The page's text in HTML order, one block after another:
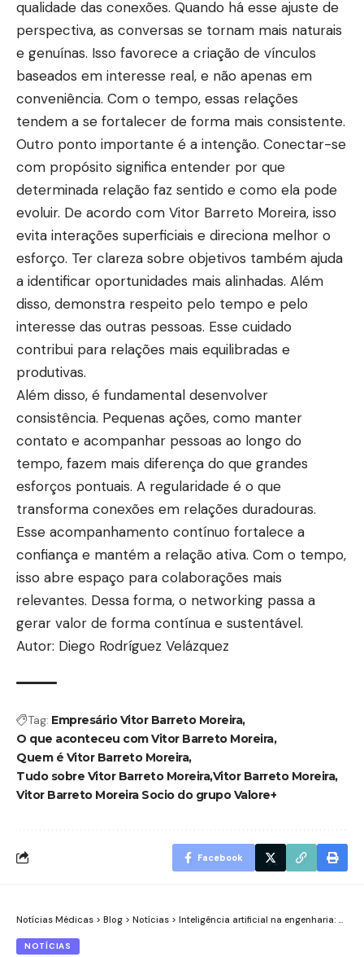
qualidade das conexões. Quando há esse ajuste de
perspectiva, as conversas se tornam mais naturais
e genuínas. Isso favorece a criação de vínculos
baseados em interesse real, e não apenas em
conveniência. Com o tempo, essas relações
tendem a se fortalecer de forma mais consistente.
Outro ponto importante é a intenção. Conectar-se
com propósito significa entender por que
determinada relação faz sentido e como ela pode
evoluir. De acordo com Vitor Barreto Moreira, isso
evita interações superficiais e direciona melhor o
esforço. Ter clareza sobre objetivos também ajuda
a identificar oportunidades mais alinhadas. Além
disso, demonstra respeito pelo tempo e pelo
interesse das outras pessoas. Esse cuidado
contribui para relações mais equilibradas e
produtivas.
Além disso, é fundamental desenvolver
consistência. Pequenas ações, como manter
contato e acompanhar pessoas ao longo do
tempo, fazem mais diferença do que grandes
esforços pontuais. A regularidade é o que
transforma conexões em relações duradouras.
Esse acompanhamento contínuo fortalece a
confiança e mantém a relação ativa. Com o tempo,
isso abre espaço para colaborações mais
relevantes. Dessa forma, o networking passa a
gerar valor de forma contínua e sustentável.
Autor: Diego Rodríguez Velázquez
Tag: Empresário Vitor Barreto Moreira
O que aconteceu com Vitor Barreto Moreira
Quem é Vitor Barreto Moreira
Tudo sobre Vitor Barreto MoreiraVitor Barreto Moreira
Vitor Barreto Moreira Socio do grupo Valore+
Facebook
Notícias Médicas > Blog > Notícias > Inteligência artificial na engenharia: Confira quais são os principais benefícios econômicos
NOTÍCIAS